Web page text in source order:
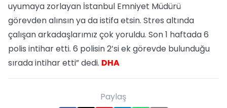
uyumaya zorlayan İstanbul Emniyet Müdürü
görevden alınsın ya da istifa etsin. Stres altında
çalışan arkadaşlarımız çok yoruldu. Son 1 haftada 6
polis intihar etti. 6 polisin 2’si ek görevde bulunduğu
sırada intihar etti” dedi. DHA
Paylaş